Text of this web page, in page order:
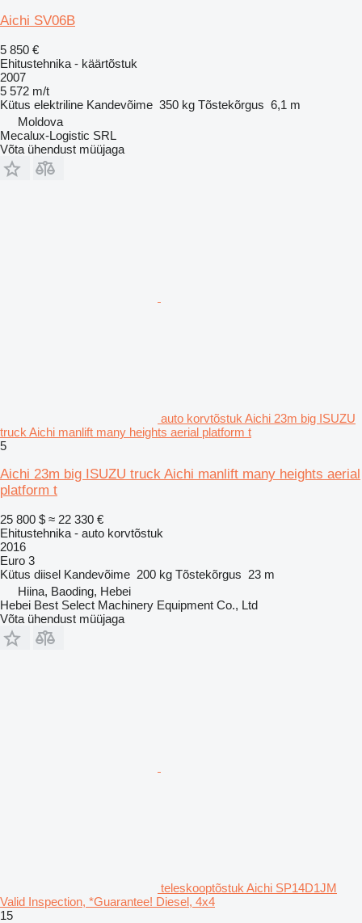
Aichi SV06B
5 850 €
Ehitustehnika - käärtõstuk
2007
5 572 m/t
Kütus elektriline Kandevõime 350 kg Tõstekõrgus 6,1 m
Moldova
Mecalux-Logistic SRL
Võta ühendust müüjaga
auto korvtõstuk Aichi 23m big ISUZU
truck Aichi manlift many heights aerial platform t
5
Aichi 23m big ISUZU truck Aichi manlift many heights aerial
platform t
25 800 $ ≈ 22 330 €
Ehitustehnika - auto korvtõstuk
2016
Euro 3
Kütus diisel Kandevõime 200 kg Tõstekõrgus 23 m
Hiina, Baoding, Hebei
Hebei Best Select Machinery Equipment Co., Ltd
Võta ühendust müüjaga
teleskooptõstuk Aichi SP14D1JM
Valid Inspection, *Guarantee! Diesel, 4x4
15